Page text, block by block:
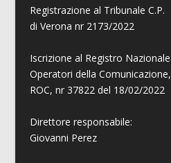
Registrazione al Tribunale C.P.
di Verona nr 2173/2022
Iscrizione al Registro Nazionale
Operatori della Comunicazione,
ROC, nr 37822 del 18/02/2022
Direttore responsabile:
Giovanni Perez